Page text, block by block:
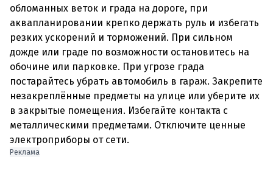
обломанных веток и града на дороге, при
аквапланировании крепко держать руль и избегать
резких ускорений и торможений. При сильном
дожде или граде по возможности остановитесь на
обочине или парковке. При угрозе града
постарайтесь убрать автомобиль в гараж. Закрепите
незакреплённые предметы на улице или уберите их
в закрытые помещения. Избегайте контакта с
металлическими предметами. Отключите ценные
электроприборы от сети.
Реклама